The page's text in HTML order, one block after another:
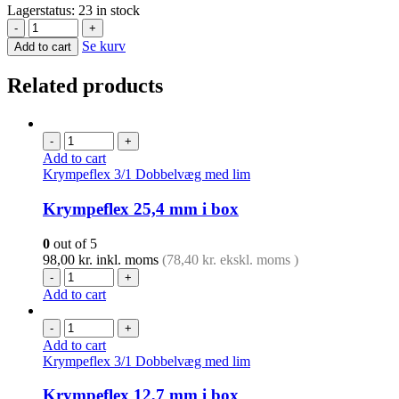
Lagerstatus: 23 in stock
-
+
Add to cart
Se kurv
Related products
- +
Add to cart
Krympeflex 3/1 Dobbelvæg med lim
Krympeflex 25,4 mm i box
0 out of 5
98,00 kr. inkl. moms (78,40 kr. ekskl. moms )
- +
Add to cart
- +
Add to cart
Krympeflex 3/1 Dobbelvæg med lim
Krympeflex 12,7 mm i box